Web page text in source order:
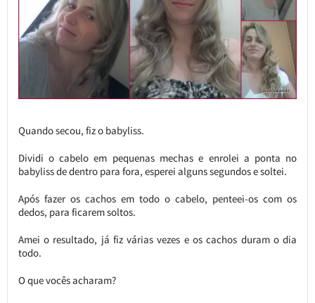
Quando secou, fiz o babyliss.
Dividi o cabelo em pequenas mechas e enrolei a ponta no
babyliss de dentro para fora, esperei alguns segundos e soltei.
Após fazer os cachos em todo o cabelo, penteei-os com os
dedos, para ficarem soltos.
Amei o resultado, já fiz várias vezes e os cachos duram o dia
todo.
O que vocês acharam?